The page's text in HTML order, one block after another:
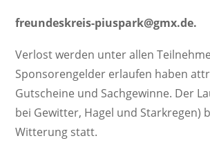
freundeskreis-piuspark@gmx.de.
Verlost werden unter allen
Sponsorengelder erlaufen haben
Gutscheine und Sachgewinne. Der
bei Gewitter, Hagel und Starkregen)
Witterung statt.